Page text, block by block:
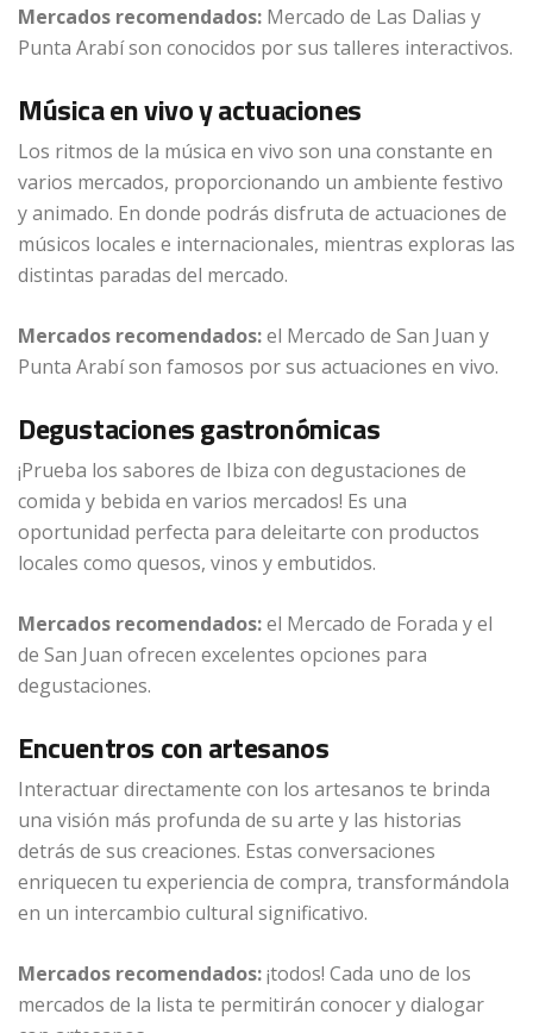
Mercados recomendados: Mercado de Las Dalias y
Punta Arabí son conocidos por sus talleres interactivos.
Música en vivo y actuaciones
Los ritmos de la música en vivo son una constante en
varios mercados, proporcionando un ambiente festivo
y animado. En donde podrás disfruta de actuaciones de
músicos locales e internacionales, mientras exploras las
distintas paradas del mercado.
Mercados recomendados:el Mercado de San Juan y
Punta Arabí son famosos por sus actuaciones en vivo.
Degustaciones gastronómicas
¡Prueba los sabores de Ibiza con degustaciones de
comida y bebida en varios mercados! Es una
oportunidad perfecta para deleitarte con productos
locales como quesos, vinos y embutidos.
Mercados recomendados:el Mercado de Forada y el
de San Juan ofrecen excelentes opciones para
degustaciones.
Encuentros con artesanos
Interactuar directamente con los artesanos te brinda
una visión más profunda de su arte y las historias
detrás de sus creaciones. Estas conversaciones
enriquecen tu experiencia de compra, transformándola
en un intercambio cultural significativo.
Mercados recomendados:¡todos! Cada uno de los
mercados de la lista te permitirán conocer y dialogar